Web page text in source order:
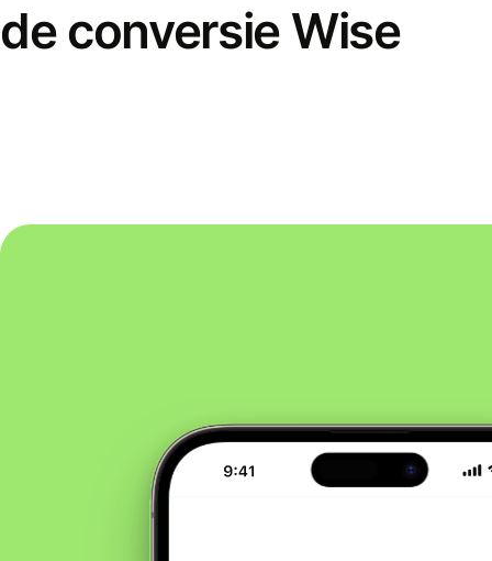
de conversie Wise